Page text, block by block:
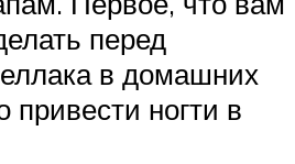
перед
в домашних
привести ногти в